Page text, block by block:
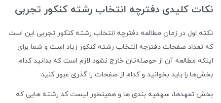
نکات کلیدی دفترچه انتخاب رشته کنکور تجربی
نکته اول در زمان مطالعه دفترچه انتخاب رشته کنکور تجربی این است
که تعداد صفحات دفترچه انتخاب رشته کنکور زیاد است و شما برای
اینکه مطالعه آن از حوصله‌تان خارج نشود لازم است که بدانید کدام
بخش‌ها را باید بخوانید و کدام از صفحات را گذری عبور کنید.
بخش تعهدها، سهمیه بندی ها و همینطور لیست کد رشته هایی که